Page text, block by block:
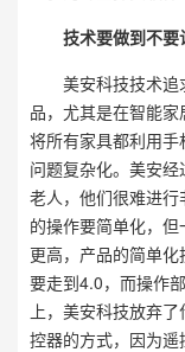
技术要做到不要
美安科技技术
品，尤其是在智能
将所有家具都利用
问题复杂化。美安
老人，他们很难进
的操作要简单化，
更高，产品的简单
要走到4.0，而操作
上，美安科技放弃
控器的方式，因为